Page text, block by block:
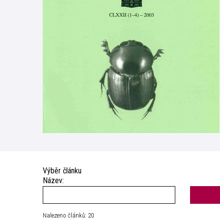
Výběr článku
Název:
Nalezeno článků: 20